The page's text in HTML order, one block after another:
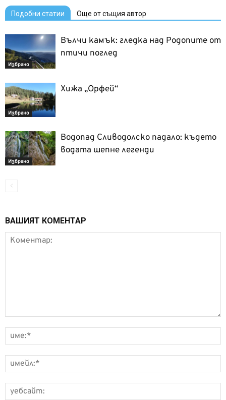
Подобни статии Още от същия автор
Избрано
Вълчи камък: гледка над Родопите от
птичи поглед
Избрано
Хижа „Орфей“
Избрано
Водопад Сливодолско падало: където
водата шепне легенди
ВАШИЯТ КОМЕНТАР